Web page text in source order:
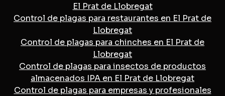
El Prat de Llobregat
Control de plagas para restaurantes en El Prat de
Llobregat
Control de plagas para chinches en El Prat de
Llobregat
Control de plagas para insectos de productos
almacenados IPA en El Prat de Llobregat
Control de plagas para empresas y profesionales